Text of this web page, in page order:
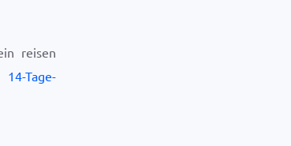
reisen
14-Tage-